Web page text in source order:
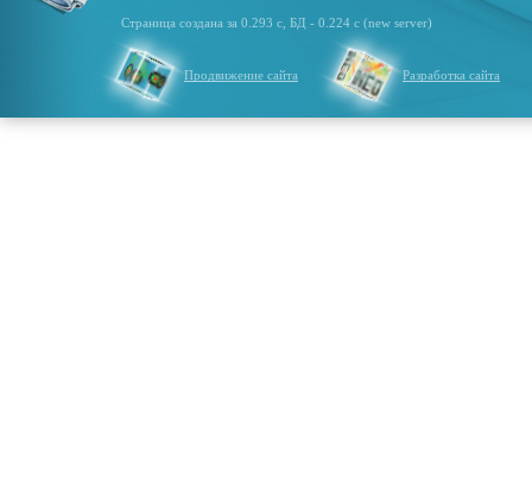
Страница создана за 0.293 с, БД - 0.224 с (new server)
Продвижение сайта Разработка сайта